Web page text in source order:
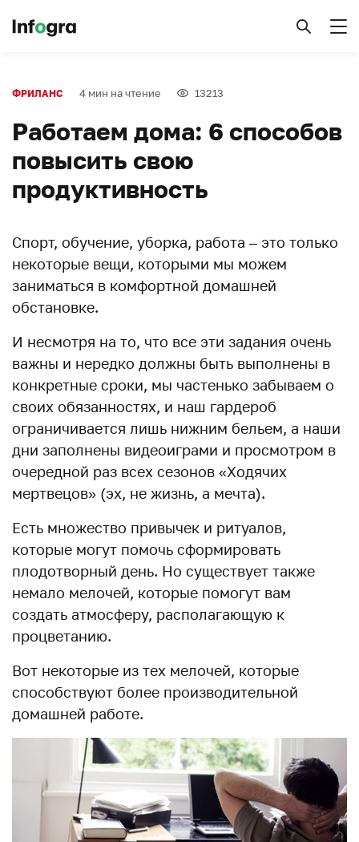
ФРИЛАНС 4 мин на чтение 13213
Работаем дома: 6 способов
повысить свою
продуктивность
Спорт, обучение, уборка, работа – это только
некоторые вещи, которыми мы можем
заниматься в комфортной домашней
обстановке.
И несмотря на то, что все эти задания очень
важны и нередко должны быть выполнены в
конкретные сроки, мы частенько забываем о
своих обязанностях, и наш гардероб
ограничивается лишь нижним бельем, а наши
дни заполнены видеоиграми и просмотром в
очередной раз всех сезонов «Ходячих
мертвецов» (эх, не жизнь, а мечта).
Есть множество привычек и ритуалов,
которые могут помочь сформировать
плодотворный день. Но существует также
немало мелочей, которые помогут вам
создать атмосферу, располагающую к
процветанию.
Вот некоторые из тех мелочей, которые
способствуют более производительной
домашней работе.